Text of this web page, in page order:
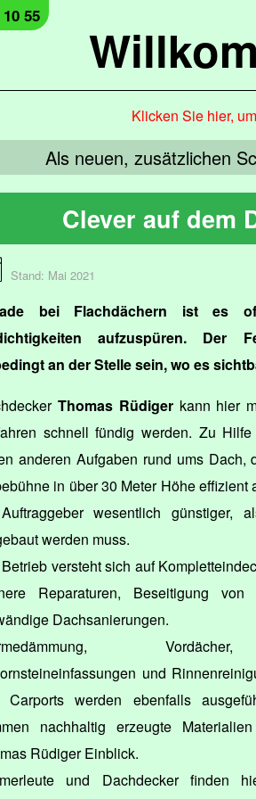
55
Klicken Sie hier,
Als neuen, zusätzlichen
Clever auf dem
Stand: Mai 2021
bei Flachdächern ist es
aufzuspüren. Der
an der Stelle sein, wo es
Thomas Rüdigerkann hier
schnell fündig werden. Zu
anderen Aufgaben rund ums Dach,
in über 30 Meter Höhe effizient
wesentlich günstiger,
werden muss.
versteht sich auf
Reparaturen, Beseitigung von
Dachsanierungen.
und
Carports werden ebenfalls
nachhaltig erzeugte
Rüdiger Einblick.
und Dachdecker finden